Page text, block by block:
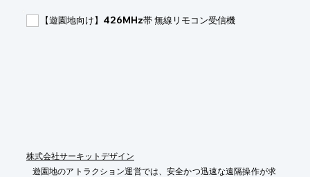
・ロボットアームの高速動作
・製造ラインにおけるロボットの統合
【遊園地向け】426MHz帯 無線リモコン受信機
株式会社サーキットデザイン
遊園地のアトラクション運営では、安全かつ迅速な遠隔操作が求